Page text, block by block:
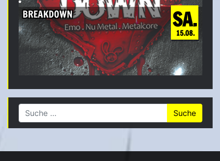
SA.
15.08.
BREAKDOWN
Suche nach: